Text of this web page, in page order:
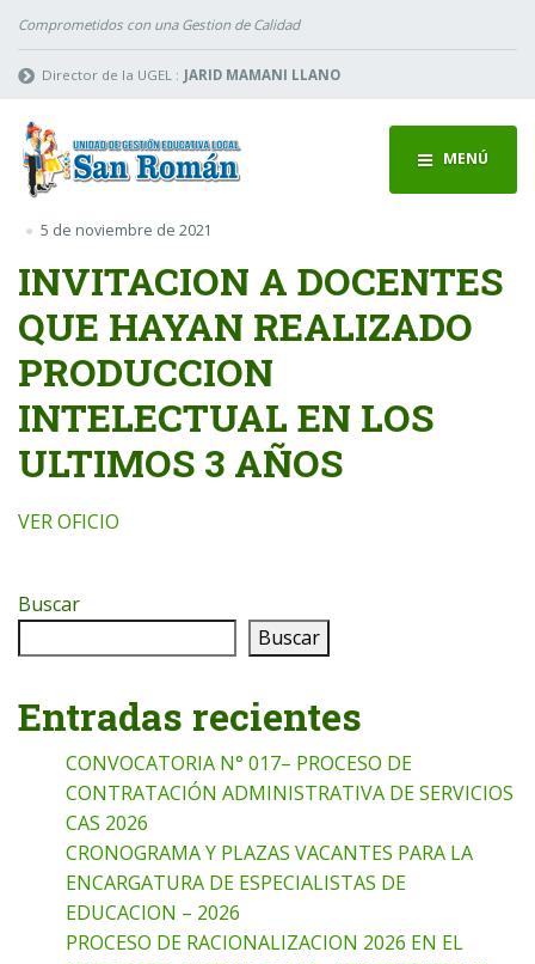
Comprometidos con una Gestion de Calidad
Director de la UGEL : JARID MAMANI LLANO
MENÚ
5 de noviembre de 2021
INVITACION A DOCENTES
QUE HAYAN REALIZADO
PRODUCCION
INTELECTUAL EN LOS
ULTIMOS 3 AÑOS
VER OFICIO
Buscar
Buscar
Entradas recientes
CONVOCATORIA N° 017– PROCESO DE
CONTRATACIÓN ADMINISTRATIVA DE SERVICIOS
CAS 2026
CRONOGRAMA Y PLAZAS VACANTES PARA LA
ENCARGATURA DE ESPECIALISTAS DE
EDUCACION – 2026
PROCESO DE RACIONALIZACION 2026 EN EL